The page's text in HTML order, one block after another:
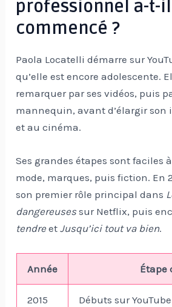
professionnel a-t-il
commencé ?
Paola Locatelli démarre sur
qu’elle est encore adolescente.
remarquer par ses vidéos, puis
mannequin, avant d’élargir son
et au cinéma.
Ses grandes étapes sont faciles
mode, marques, puis fiction. En
son premier rôle principal dans
dangereuses sur Netflix, puis
tendre etJusqu’ici tout va bien.
Année Étape
2015 Débuts sur YouTube